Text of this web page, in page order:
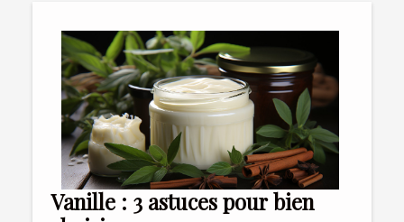
Vanille : 3 astuces pour bien